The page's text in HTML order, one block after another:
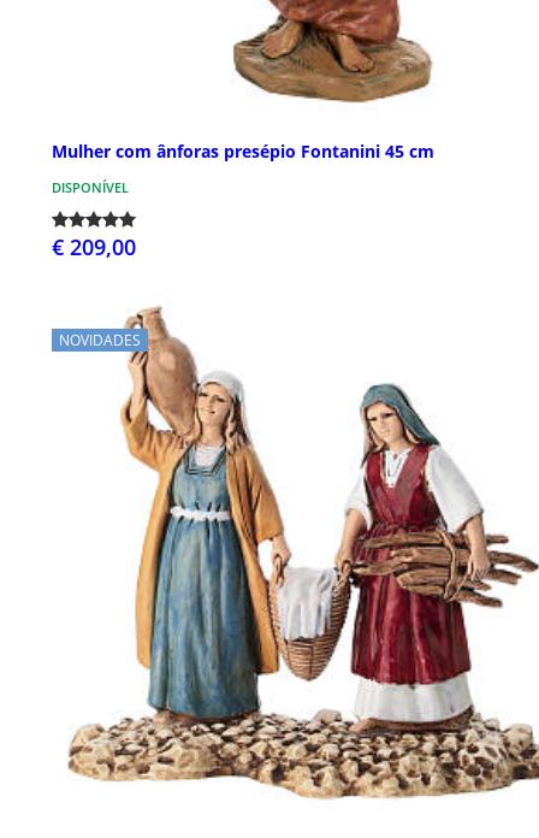
Mulher com ânforas presépio Fontanini 45 cm
DISPONÍVEL
€ 209,00
NOVIDADES